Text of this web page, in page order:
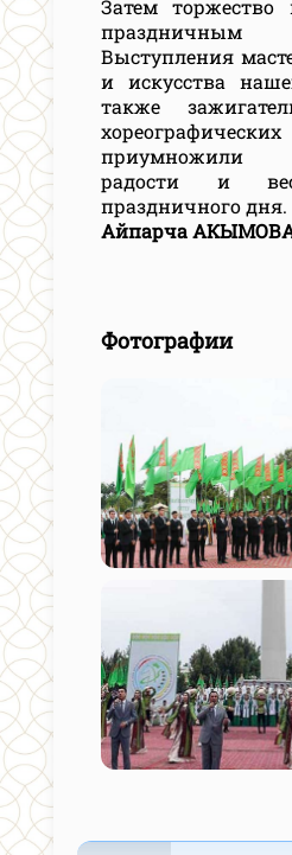
Затем торжество
праздничным
Выступления
и искусства
также
приумножили
радости и
праздничного дня.
Айпарча
Фотографии